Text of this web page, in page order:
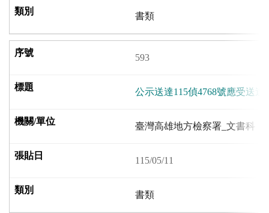
書類
593
公示送達115偵4768號應受送
臺灣高雄地方檢察署_文書科
115/05/11
書類